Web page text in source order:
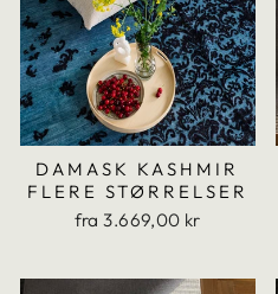
DAMASK KASHMIR
FLERE STØRRELSER
fra 3.669,00 kr